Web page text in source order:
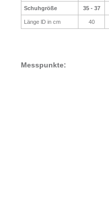
Schuhgröße 35 - 37
Länge lD in cm 40
Messpunkte: